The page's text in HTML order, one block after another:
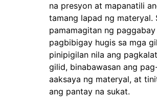
na presyon at mapanatili
tamang lapad ng materyal.
pamamagitan ng
pagbibigay hugis sa mga
pinipigilan nila ang
gilid, binabawasan ang
aaksaya ng materyal, at
ang pantay na sukat.